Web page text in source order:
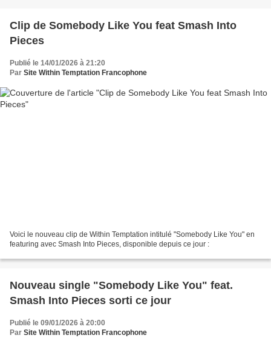
Clip de Somebody Like You feat Smash Into
Pieces
Publié le 14/01/2026 à 21:20
Par Site Within Temptation Francophone
Voici le nouveau clip de Within Temptation intitulé "Somebody Like You" en
featuring avec Smash Into Pieces, disponible depuis ce jour :
Nouveau single "Somebody Like You" feat.
Smash Into Pieces sorti ce jour
Publié le 09/01/2026 à 20:00
Par Site Within Temptation Francophone